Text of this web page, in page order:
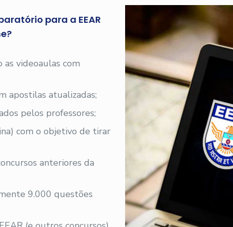
para a EEAR
videoaulas com
apostilas atualizadas;
pelos professores;
com o objetivo de tirar
anteriores da
9.000 questões